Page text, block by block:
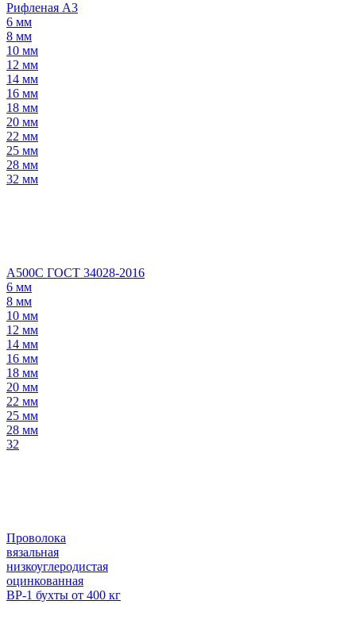
Рифленая А3
6 мм
8 мм
10 мм
12 мм
14 мм
16 мм
18 мм
20 мм
22 мм
25 мм
28 мм
32 мм
А500С ГОСТ 34028-2016
6 мм
8 мм
10 мм
12 мм
14 мм
16 мм
18 мм
20 мм
22 мм
25 мм
28 мм
32
Проволока
вязальная
низкоуглеродистая
оцинкованная
ВР-1 бухты от 400 кг